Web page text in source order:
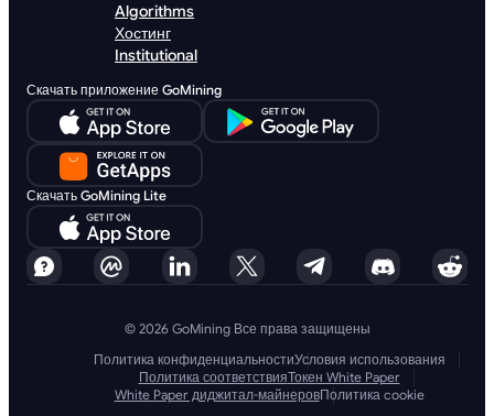
Algorithms
Хостинг
Institutional
Скачать приложение GoMining
Скачать GoMining Lite
© 2026 GoMining Все права защищены
Политика конфиденциальностиУсловия использования
Политика соответствияТокен White Paper
White Paper диджитал-майнеровПолитика cookie